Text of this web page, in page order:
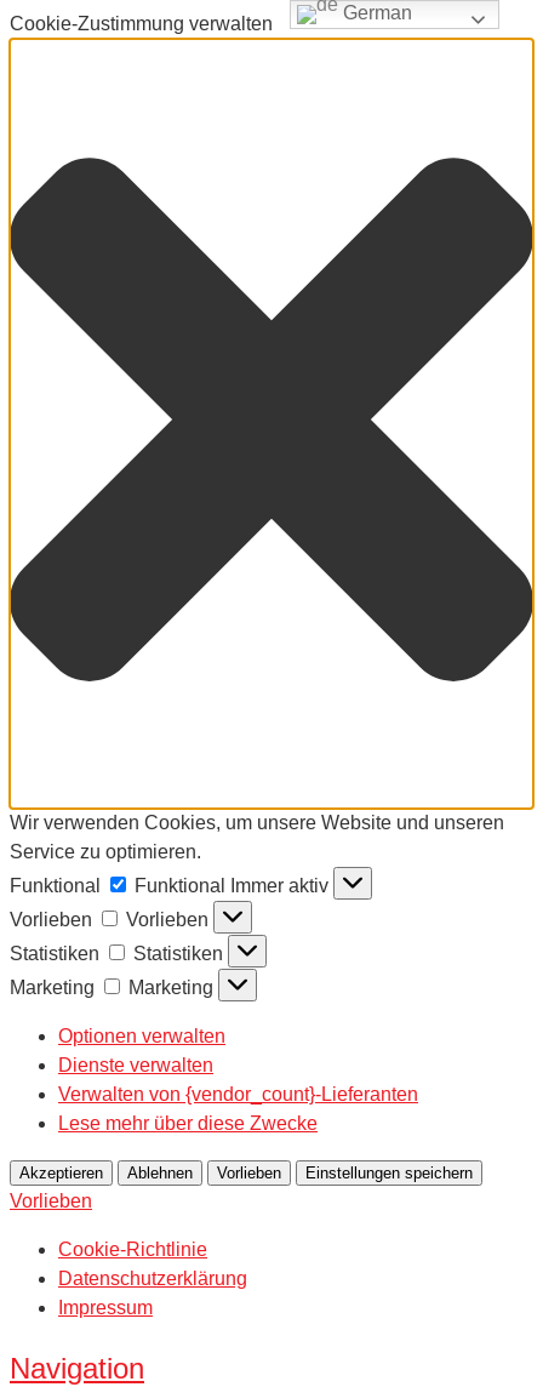
Cookie-Zustimmung verwalten
Wir verwenden Cookies, um unsere Website und unseren
Service zu optimieren.
Funktional
Funktional
Immer aktiv
Vorlieben
Vorlieben
Statistiken
Statistiken
Marketing
Marketing
Optionen verwalten
Dienste verwalten
Verwalten von {vendor_count}-Lieferanten
Lese mehr über diese Zwecke
Akzeptieren Ablehnen Vorlieben Einstellungen speichern
Vorlieben
Cookie-Richtlinie
Datenschutzerklärung
Impressum
Navigation
German